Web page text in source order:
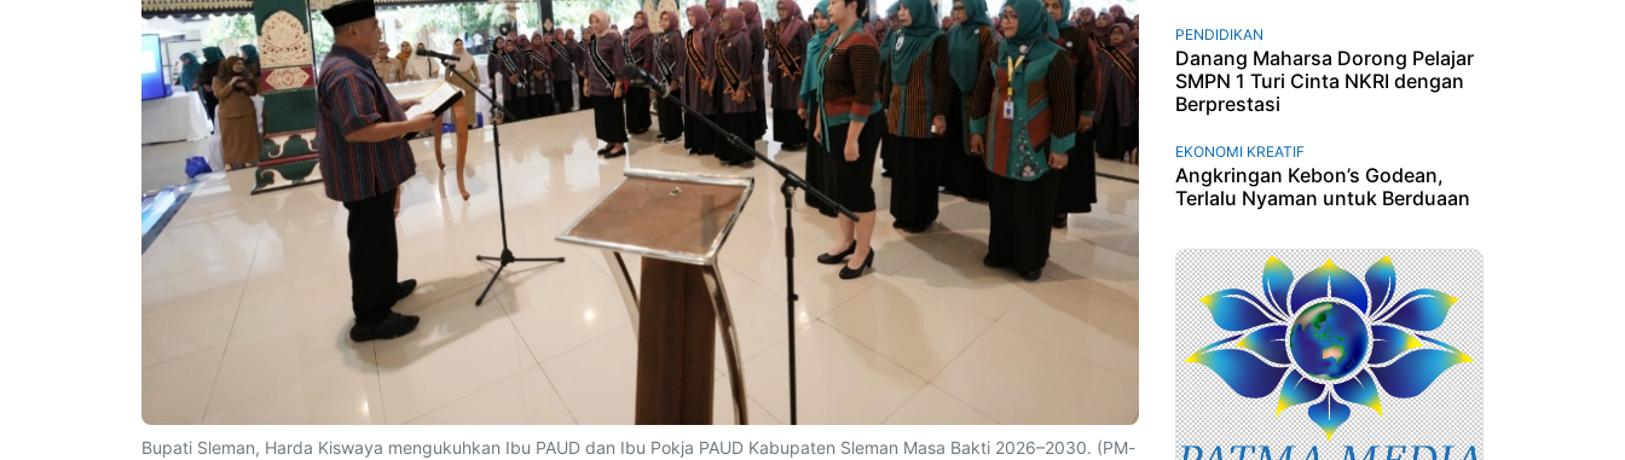
Bupati Sleman, Harda Kiswaya mengukuhkan Ibu PAUD dan Ibu Pokja PAUD Kabupaten Sleman Masa Bakti 2026–2030. (PM-
PENDIDIKAN
Danang Maharsa Dorong Pelajar
SMPN 1 Turi Cinta NKRI dengan
Berprestasi
EKONOMI KREATIF
Angkringan Kebon’s Godean,
Terlalu Nyaman untuk Berduaan